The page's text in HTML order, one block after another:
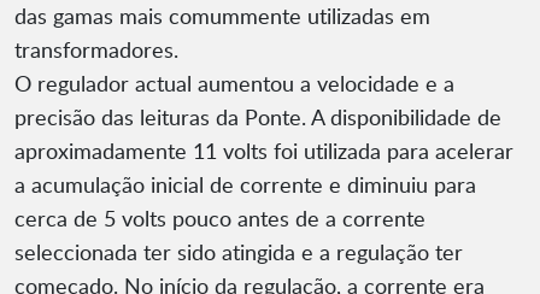
das gamas mais comummente utilizadas em
transformadores.
O regulador actual aumentou a velocidade e a
precisão das leituras da Ponte. A disponibilidade de
aproximadamente 11 volts foi utilizada para acelerar
a acumulação inicial de corrente e diminuiu para
cerca de 5 volts pouco antes de a corrente
seleccionada ter sido atingida e a regulação ter
começado. No início da regulação, a corrente era